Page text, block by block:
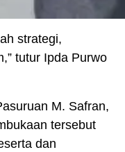
strategi,
tutur Ipda Purwo
M. Safran,
tersebut
dan